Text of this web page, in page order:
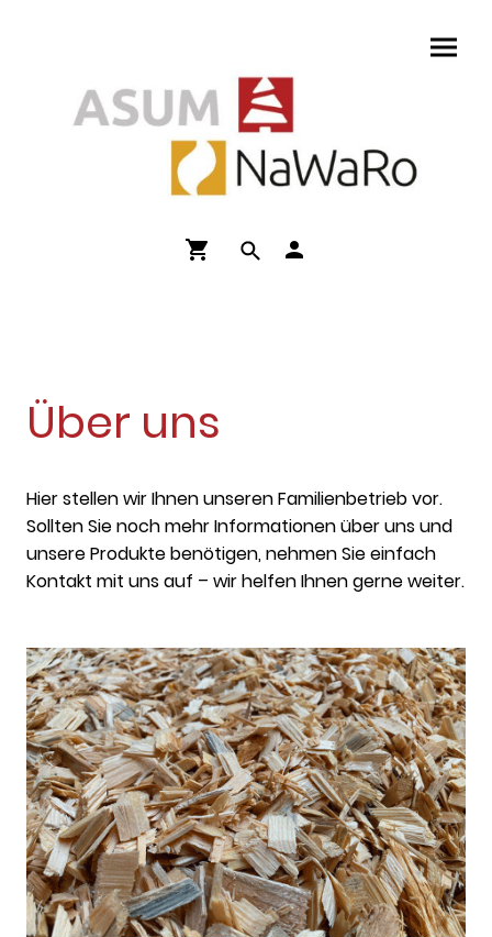
Über uns
Hier stellen wir Ihnen unseren Familienbetrieb vor.
Sollten Sie noch mehr Informationen über uns und
unsere Produkte benötigen, nehmen Sie einfach
Kontakt mit uns auf – wir helfen Ihnen gerne weiter.